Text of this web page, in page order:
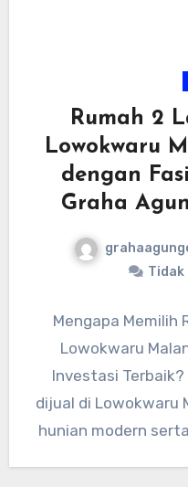
Rumah 2
Lowokwaru
dengan
Graha
Tidak
Mengapa Memilih
Lowokwaru
Investasi
dijual di Lowokwaru
hunian modern